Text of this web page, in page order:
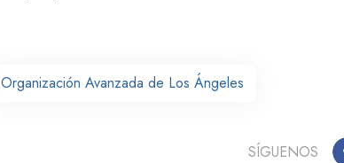
Organización Avanzada de Los Ángeles
SÍGUENOS